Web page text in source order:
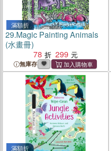
滿額折
29.Magic Painting Animals
(水畫冊)
78
299
無庫存
滿額折